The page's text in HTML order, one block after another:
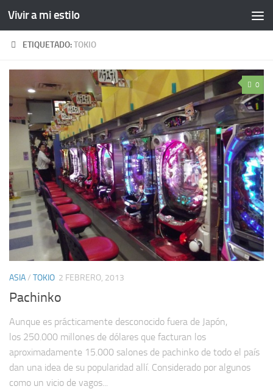
Vivir a mi estilo
ETIQUETADO:TOKIO
0
ASIA/ TOKIO 2 FEBRERO, 2013
Pachinko
Aunque es prácticamente desconocido fuera de Japón,
los 250.000 millones de dólares que facturan los
aproximadamente 15.000 salones de pachinko de todo el país
dan una idea de su popularidad allí. Considerado por algunos
como un vicio de vagos...